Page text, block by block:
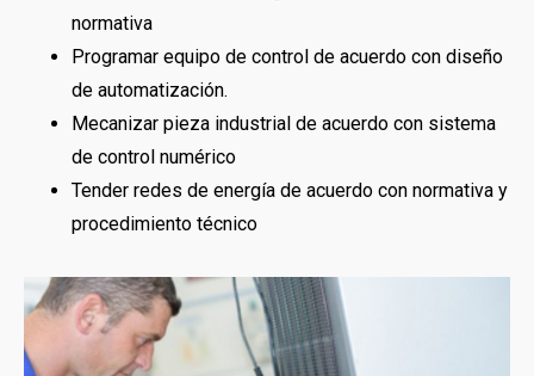
normativa
Programar equipo de control de acuerdo con diseño
de automatización.
Mecanizar pieza industrial de acuerdo con sistema
de control numérico
Tender redes de energía de acuerdo con normativa y
procedimiento técnico